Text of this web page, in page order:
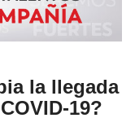
la llegada
19?